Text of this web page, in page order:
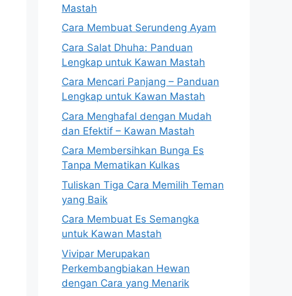
Mastah
Cara Membuat Serundeng Ayam
Cara Salat Dhuha: Panduan
Lengkap untuk Kawan Mastah
Cara Mencari Panjang – Panduan
Lengkap untuk Kawan Mastah
Cara Menghafal dengan Mudah
dan Efektif – Kawan Mastah
Cara Membersihkan Bunga Es
Tanpa Mematikan Kulkas
Tuliskan Tiga Cara Memilih Teman
yang Baik
Cara Membuat Es Semangka
untuk Kawan Mastah
Vivipar Merupakan
Perkembangbiakan Hewan
dengan Cara yang Menarik